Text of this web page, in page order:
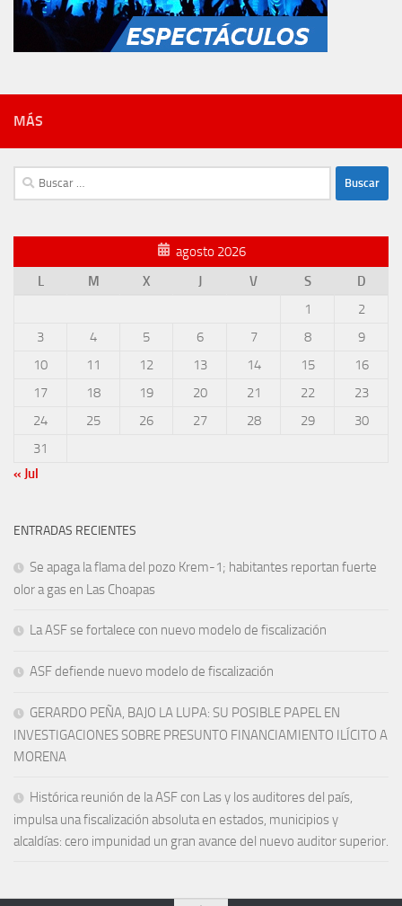
MÁS
Buscar:
agosto 2026
L
M X J V S
D
1
2
3
4 5 6 7 8
9
10
11 12 13 14 15
16
17
18 19 20 21 22
23
24
25 26 27 28 29
30
31
« Jul
ENTRADAS RECIENTES
Se apaga la flama del pozo Krem-1; habitantes reportan fuerte
olor a gas en Las Choapas
La ASF se fortalece con nuevo modelo de fiscalización
ASF defiende nuevo modelo de fiscalización
GERARDO PEÑA, BAJO LA LUPA: SU POSIBLE PAPEL EN
INVESTIGACIONES SOBRE PRESUNTO FINANCIAMIENTO ILÍCITO A
MORENA
Histórica reunión de la ASF con Las y los auditores del país,
impulsa una fiscalización absoluta en estados, municipios y
alcaldías: cero impunidad un gran avance del nuevo auditor superior.